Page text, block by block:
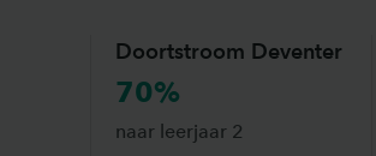
Doortstroom Deventer
70%
naar leerjaar 2